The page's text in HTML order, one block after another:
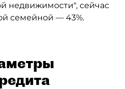
недвижимости", сейчас
семейной — 43%.